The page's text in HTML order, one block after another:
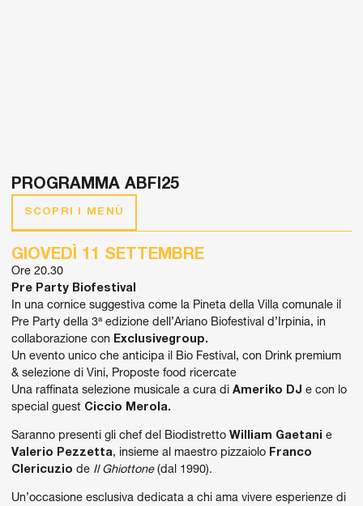
PROGRAMMA ABFI25
SCOPRI I MENÙ
GIOVEDÌ 11 SETTEMBRE
Ore 20.30
Pre Party Biofestival
In una cornice suggestiva come la Pineta della Villa comunale il
Pre Party della 3ª edizione dell’Ariano Biofestival d’Irpinia, in
collaborazione con Exclusivegroup.
Un evento unico che anticipa il Bio Festival, con Drink premium
& selezione di Vini, Proposte food ricercate
Una raffinata selezione musicale a cura di Ameriko DJ e con lo
special guest Ciccio Merola.
Saranno presenti gli chef del Biodistretto William Gaetani e
Valerio Pezzetta, insieme al maestro pizzaiolo Franco
Clericuzio de Il Ghiottone(dal 1990).
Un’occasione esclusiva dedicata a chi ama vivere esperienze di